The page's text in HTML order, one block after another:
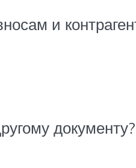
и
документу?